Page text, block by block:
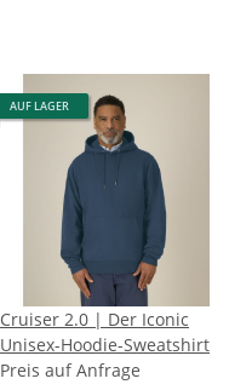
AUF LAGER
Cruiser 2.0 | Der Iconic
Unisex-Hoodie-Sweatshirt
Preis auf Anfrage